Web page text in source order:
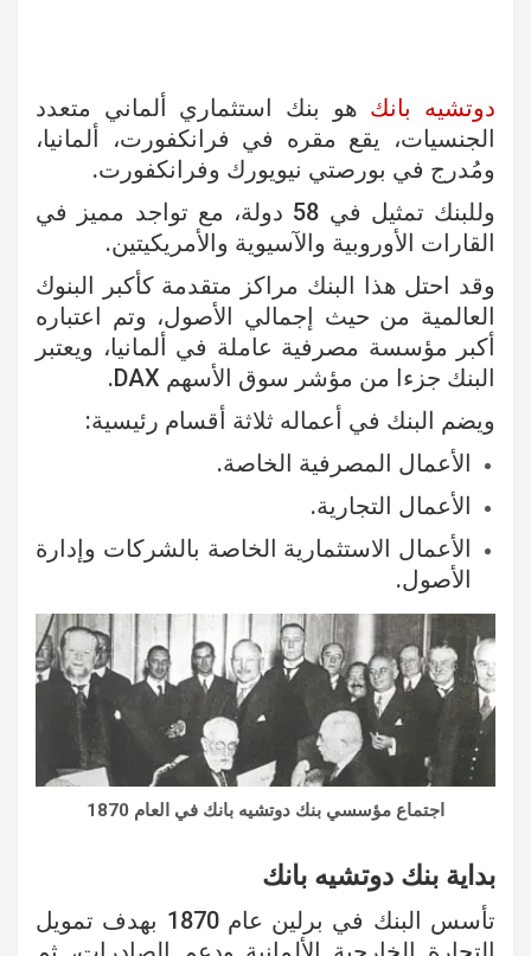
دوتشيه بانك هو بنك استثماري ألماني متعدد
الجنسيات، يقع مقره في فرانكفورت، ألمانيا،
ومُدرج في بورصتي نيويورك وفرانكفورت.
وللبنك تمثيل في 58 دولة، مع تواجد مميز في
القارات الأوروبية والآسيوية والأمريكيتين.
وقد احتل هذا البنك مراكز متقدمة كأكبر البنوك
العالمية من حيث إجمالي الأصول، وتم اعتباره
أكبر مؤسسة مصرفية عاملة في ألمانيا، ويعتبر
البنك جزءا من مؤشر سوق الأسهم DAX.
ويضم البنك في أعماله ثلاثة أقسام رئيسية:
الأعمال المصرفية الخاصة.
الأعمال التجارية.
الأعمال الاستثمارية الخاصة بالشركات وإدارة
الأصول.
اجتماع مؤسسي بنك دوتشيه بانك في العام 1870
بداية بنك دوتشيه بانك
تأسس البنك في برلين عام 1870 بهدف تمويل